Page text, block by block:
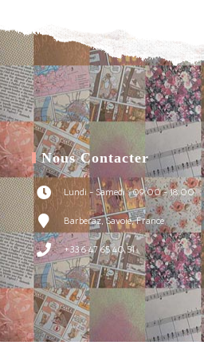
Nous Contacter
Lundi - Samedi : 09:00 - 18:00
Barberaz, Savoie, France
+33 6 47 65 40 51